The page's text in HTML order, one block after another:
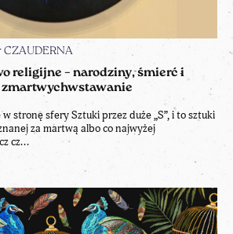
religijne – narodziny, śmierć i
zmartwychwstawanie
stronę sfery Sztuki przez duże „S”, i to sztuki
za martwą albo co najwyżej
cz...